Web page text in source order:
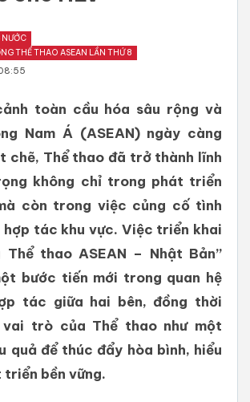
THỂ THAO ASEAN LẦN THỨ 8
toàn cầu hóa sâu rộng và
Nam Á (ASEAN) ngày càng
chẽ, Thể thao đã trở thành lĩnh
không chỉ trong phát triển
còn trong việc củng cố tình
hợp tác khu vực. Việc triển khai
Thể thao ASEAN – Nhật Bản”
bước tiến mới trong quan hệ
tác giữa hai bên, đồng thời
vai trò của Thể thao như một
quả để thúc đẩy hòa bình, hiểu
bền vững.